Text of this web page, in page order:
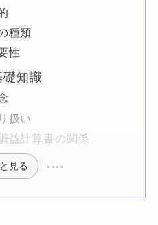
種類
性
礎知識
扱い
益計算書の関係
見る